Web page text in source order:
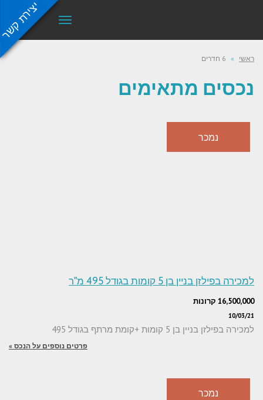
תפריט
ראשי » 6 חדרים
נכסים מתאימים
נמכר
למכירה בפילזן בניין בן 5 קומות בגודל 495 מ"ר
16,500,000 קרונות
10/03/21
למכירה בפילזן בניין בן 5 קומות +קומת מרתף בגודל 495
פרטים נוספים על הנכס »
נמכר
יצירת קשר